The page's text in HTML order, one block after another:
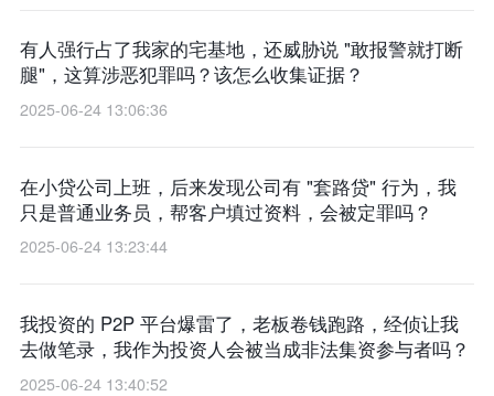
有人强行占了我家的宅基地，还威胁说 "敢报警就打断
腿"，这算涉恶犯罪吗？该怎么收集证据？​
2025-06-24 13:06:36
在小贷公司上班，后来发现公司有 "套路贷" 行为，我
只是普通业务员，帮客户填过资料，会被定罪吗？
2025-06-24 13:23:44
我投资的 P2P 平台爆雷了，老板卷钱跑路，经侦让我
去做笔录，我作为投资人会被当成非法集资参与者吗？​
2025-06-24 13:40:52